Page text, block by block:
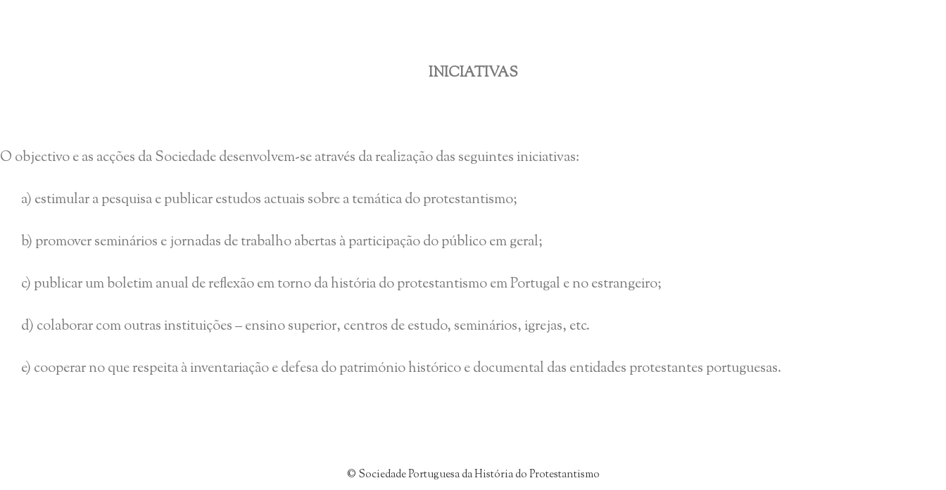
INICIATIVAS
O objectivo e as acções da Sociedade desenvolvem-se através da realização das seguintes iniciativas:
a) estimular a pesquisa e publicar estudos actuais sobre a temática do protestantismo;
b) promover seminários e jornadas de trabalho abertas à participação do público em geral;
c) publicar um boletim anual de reflexão em torno da história do protestantismo em Portugal e no estrangeiro;
d) colaborar com outras instituições – ensino superior, centros de estudo, seminários, igrejas, etc.
e) cooperar no que respeita à inventariação e defesa do património histórico e documental das entidades protestantes portuguesas.
© Sociedade Portuguesa da História do Protestantismo